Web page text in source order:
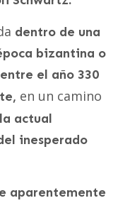
dentro de una
bizantina o
el año 330
en un camino
actual
inesperado
aparentemente